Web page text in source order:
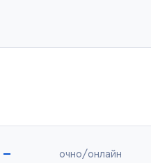
очно/онлайн